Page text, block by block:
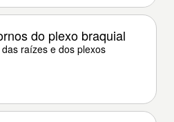
do plexo braquial
raízes e dos plexos